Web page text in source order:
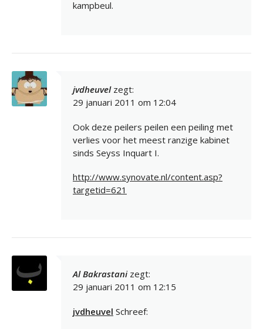
kampbeul.
jvdheuvel zegt:
29 januari 2011 om 12:04
Ook deze peilers peilen een peiling met
verlies voor het meest ranzige kabinet
sinds Seyss Inquart I.
http://www.synovate.nl/content.asp?
targetid=621
Al Bakrastani zegt:
29 januari 2011 om 12:15
jvdheuvel Schreef: